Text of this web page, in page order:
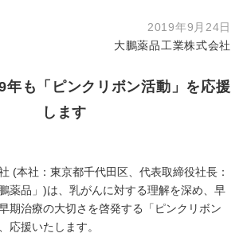
2019年9月24日
大鵬薬品工業株式会社
年も「ピンクリボン活動」を応援
します
(本社：東京都千代田区、代表取締役社長：
薬品」)は、乳がんに対する理解を深め、早
期治療の大切さを啓発する「ピンクリボン
応援いたします。